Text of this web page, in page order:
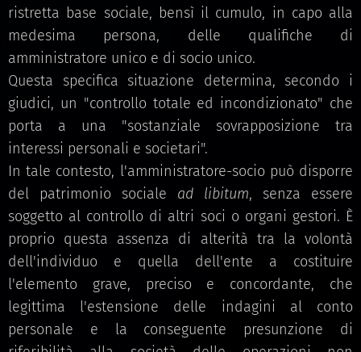
ristretta base sociale, bensì il cumulo, in capo alla
medesima persona, delle qualifiche di
amministratore unico e di socio unico.
Questa specifica situazione determina, secondo i
giudici, un "controllo totale ed incondizionato" che
porta a una "sostanziale sovrapposizione tra
interessi personali e societari".
In tale contesto, l'amministratore-socio può disporre
del patrimonio sociale ad libitum, senza essere
soggetto al controllo di altri soci o organi gestori. È
proprio questa assenza di alterità tra la volontà
dell'individuo e quella dell'ente a costituire
l'elemento grave, preciso e concordante, che
legittima l'estensione delle indagini al conto
personale e la conseguente presunzione di